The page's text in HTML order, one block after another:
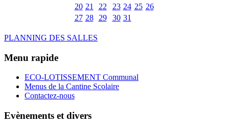
20 21 22 23 24 25 26
27 28 29 30 31
PLANNING DES SALLES
Menu rapide
ECO-LOTISSEMENT Communal
Menus de la Cantine Scolaire
Contactez-nous
Evènements et divers